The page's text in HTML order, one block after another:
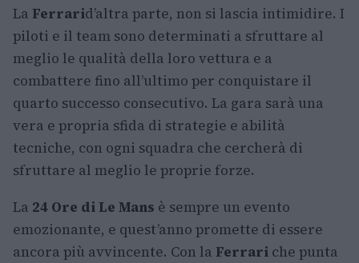
La Ferrarid’altra parte, non si lascia intimidire. I
piloti e il team sono determinati a sfruttare al
meglio le qualità della loro vettura e a
combattere fino all’ultimo per conquistare il
quarto successo consecutivo. La gara sarà una
vera e propria sfida di strategie e abilità
tecniche, con ogni squadra che cercherà di
sfruttare al meglio le proprie forze.
La 24 Ore di Le Mans è sempre un evento
emozionante, e quest’anno promette di essere
ancora più avvincente. Con la Ferrari che punta